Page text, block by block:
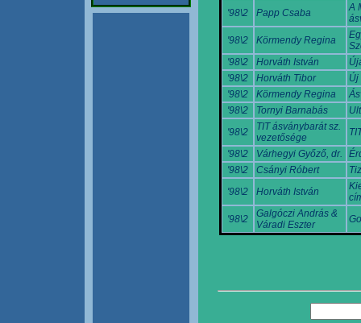
'98\2
Papp Csaba
A
'98\2
Körmendy Regina
'98\2
Horváth István
'98\2
Horváth Tibor
Új
'98\2
Körmendy Regina
'98\2
Tornyi Barnabás
'98\2
TIT ásványbarát sz.
vezetősége
'98\2
Várhegyi Győző, dr.
'98\2
Csányi Róbert
'98\2
Horváth István
'98\2
Galgóczi András &
Váradi Eszter